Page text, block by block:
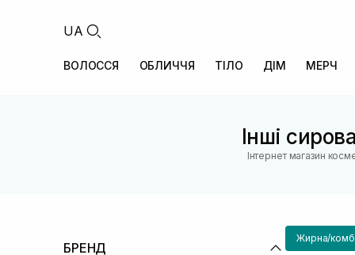
UA
ВОЛОССЯ ОБЛИЧЧЯ ТІЛО ДІМ МЕРЧ
Інші
Інтернет магазин
БРЕНД
Жирна/